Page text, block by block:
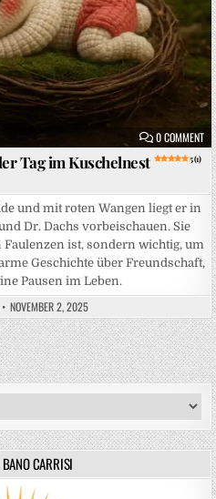
0 COMMENT
Tag im Kuschelnest 5 (1)
und mit roten Wangen liegt er in
Dr. Dachs vorbeischauen. Sie
ist, sondern wichtig, um
Geschichte über Freundschaft,
Pausen im Leben.
NOVEMBER 2, 2025
BANO CARRISI